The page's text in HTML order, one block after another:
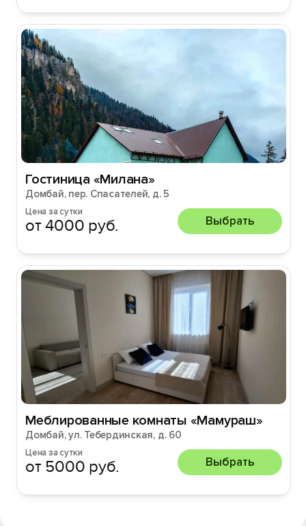
Гостиница «Милана»
Домбай, пер. Спасателей, д. 5
Цена за сутки
от 4000 руб. Выбрать
Меблированные комнаты «Мамураш»
Домбай, ул. Тебердинская, д. 60
Цена за сутки
от 5000 руб. Выбрать